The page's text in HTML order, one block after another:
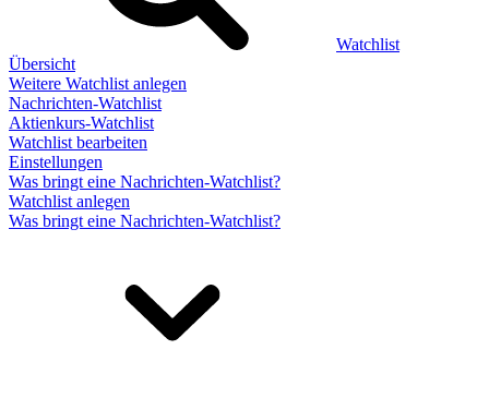
Watchlist
Übersicht
Weitere Watchlist anlegen
Nachrichten-Watchlist
Aktienkurs-Watchlist
Watchlist bearbeiten
Einstellungen
Was bringt eine Nachrichten-Watchlist?
Watchlist anlegen
Was bringt eine Nachrichten-Watchlist?